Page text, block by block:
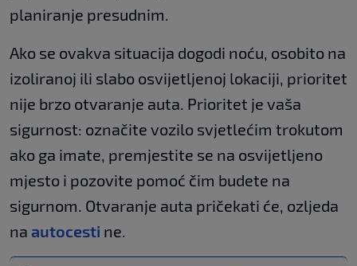
planiranje presudnim.
Ako se ovakva situacija dogodi noću, osobito na
izoliranoj ili slabo osvijetljenoj lokaciji, prioritet
nije brzo otvaranje auta. Prioritet je vaša
sigurnost: označite vozilo svjetlećim trokutom
ako ga imate, premjestite se na osvijetljeno
mjesto i pozovite pomoć čim budete na
sigurnom. Otvaranje auta pričekati će, ozljeda
na autocesti ne.